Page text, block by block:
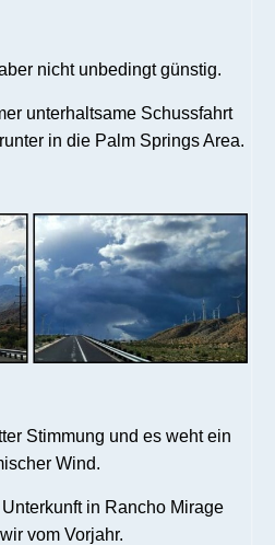
nicht unbedingt günstig.
unterhaltsame Schussfahrt
in die Palm Springs Area.
Stimmung und es weht ein
Wind.
in Rancho Mirage
vom Vorjahr.